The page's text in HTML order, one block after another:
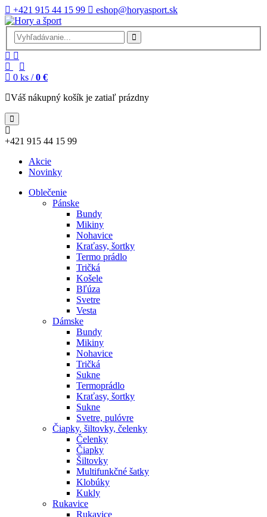
+421 915 44 15 99 eshop@horyasport.sk
0 ks / 0 €
Váš nákupný košík je zatiaľ prázdny
+421 915 44 15 99
Akcie
Novinky
Oblečenie
Pánske
Bundy
Mikiny
Nohavice
Kraťasy, šortky
Termo prádlo
Tričká
Košele
Bľúza
Svetre
Vesta
Dámske
Bundy
Mikiny
Nohavice
Tričká
Sukne
Termoprádlo
Kraťasy, šortky
Sukne
Svetre, pulóvre
Čiapky, šiltovky, čelenky
Čelenky
Čiapky
Šiltovky
Multifunkčné šatky
Klobúky
Kukly
Rukavice
Rukavice